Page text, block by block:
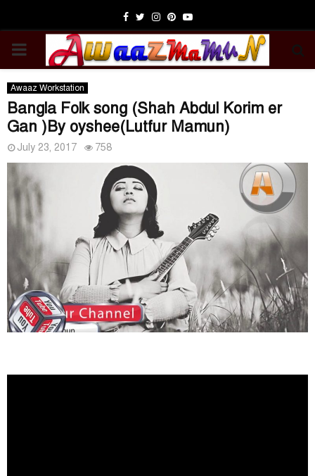
Facebook
TwitterInstagram
Pinterest
Youtube
PRIMARY
MENU
Awaaz Workstation
Bangla Folk song (Shah Abdul Korim er
Gan )By oyshee(Lutfur Mamun)
July 23, 2017 758